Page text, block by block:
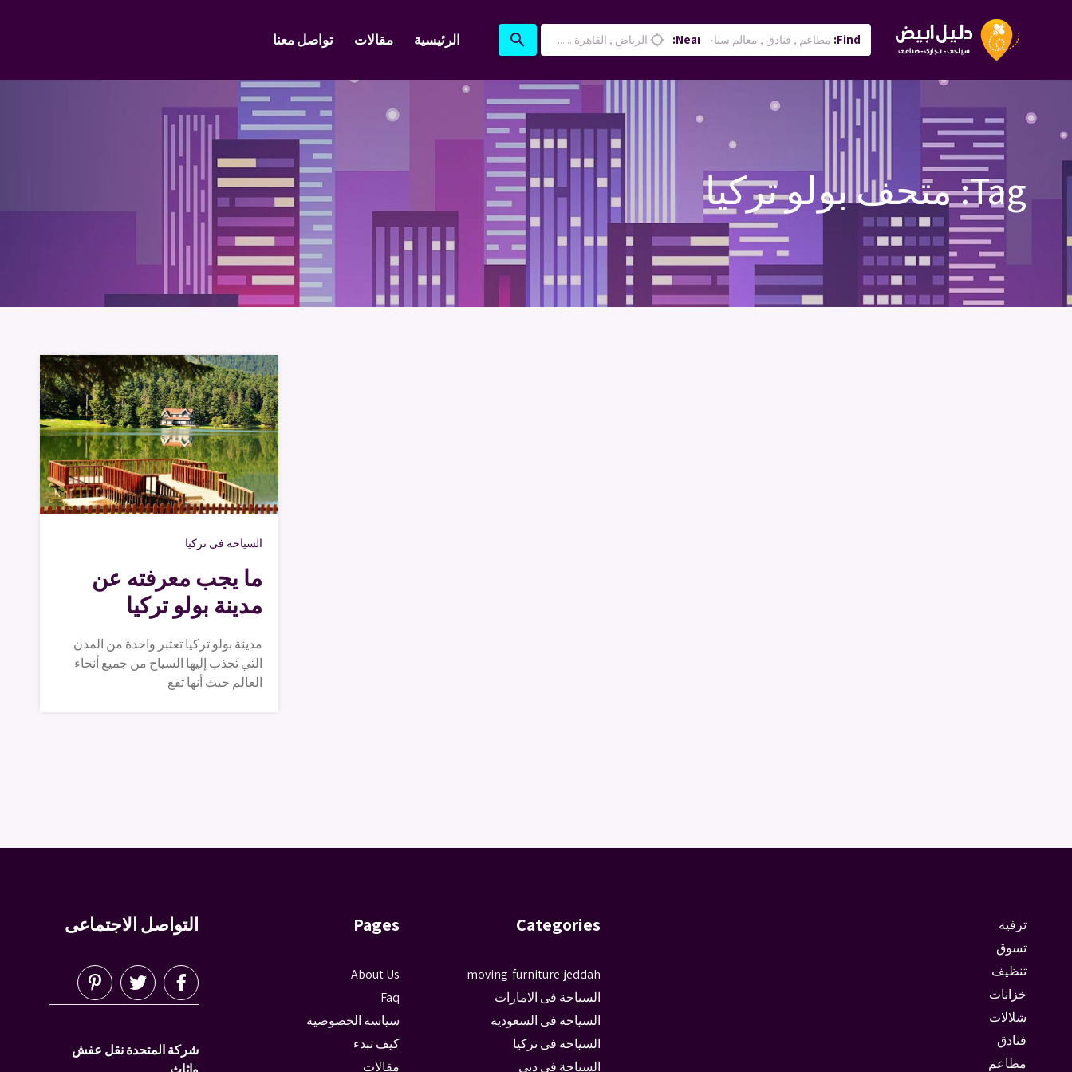
Find:
Near:
location_searching
search الرئيسية مقالات تواصل معنا
Tag: متحف بولو تركيا
السياحة فى تركيا
ما يجب معرفته عن
مدينة بولو تركيا
مدينة بولو تركيا تعتبر واحدة من المدن
التي تجذب إليها السياح من جميع أنحاء
العالم حيث أنها تقع
ترفيه
تسوق
تنظيف
خزانات
شلالات
فنادق
مطاعم
Categories
moving-furniture-jeddah
السياحة فى الامارات
السياحة فى السعودية
السياحة فى تركيا
السياحة فى دبى
Pages
About Us
Faq
سياسة الخصوصية
كيف تبدء
مقالات
التواصل الاجتماعى
شركة المتحدة نقل عفش